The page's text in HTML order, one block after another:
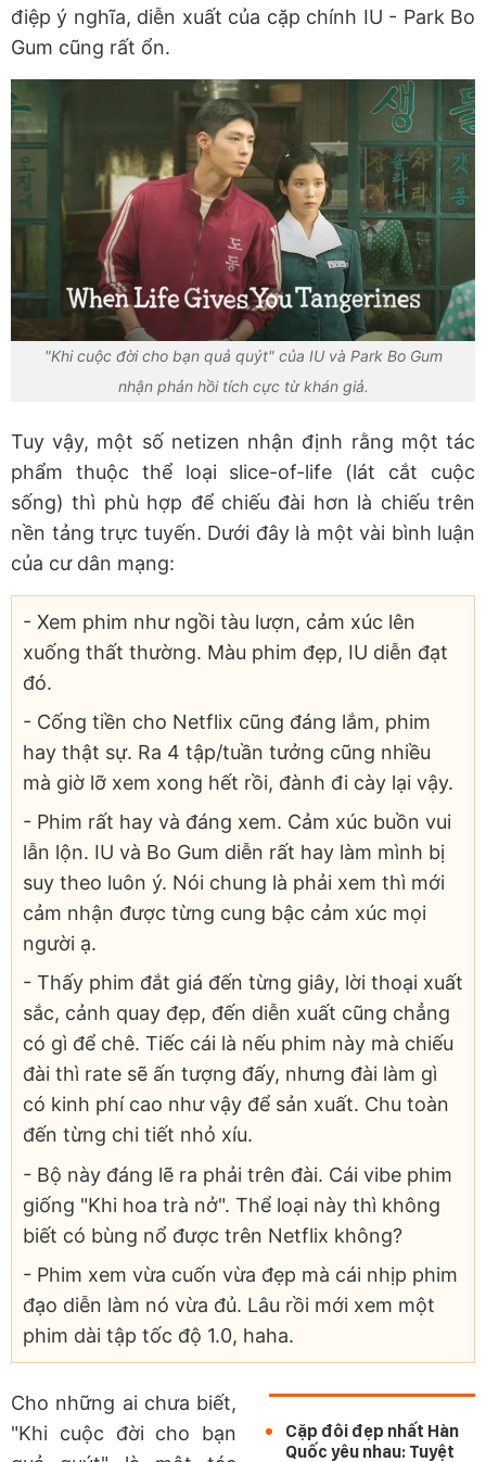
điệp ý nghĩa, diễn xuất của cặp chính IU - Park Bo
Gum cũng rất ổn.
"Khi cuộc đời cho bạn quả quýt" của IU và Park Bo Gum
nhận phản hồi tích cực từ khán giả.
Tuy vậy, một số netizen nhận định rằng một tác
phẩm thuộc thể loại slice-of-life (lát cắt cuộc
sống) thì phù hợp để chiếu đài hơn là chiếu trên
nền tảng trực tuyến. Dưới đây là một vài bình luận
của cư dân mạng:
- Xem phim như ngồi tàu lượn, cảm xúc lên
xuống thất thường. Màu phim đẹp, IU diễn đạt
đó.
- Cống tiền cho Netflix cũng đáng lắm, phim
hay thật sự. Ra 4 tập/tuần tưởng cũng nhiều
mà giờ lỡ xem xong hết rồi, đành đi cày lại vậy.
- Phim rất hay và đáng xem. Cảm xúc buồn vui
lẫn lộn. IU và Bo Gum diễn rất hay làm mình bị
suy theo luôn ý. Nói chung là phải xem thì mới
cảm nhận được từng cung bậc cảm xúc mọi
người ạ.
- Thấy phim đắt giá đến từng giây, lời thoại xuất
sắc, cảnh quay đẹp, đến diễn xuất cũng chẳng
có gì để chê. Tiếc cái là nếu phim này mà chiếu
đài thì rate sẽ ấn tượng đấy, nhưng đài làm gì
có kinh phí cao như vậy để sản xuất. Chu toàn
đến từng chi tiết nhỏ xíu.
- Bộ này đáng lẽ ra phải trên đài. Cái vibe phim
giống "Khi hoa trà nở". Thể loại này thì không
biết có bùng nổ được trên Netflix không?
- Phim xem vừa cuốn vừa đẹp mà cái nhịp phim
đạo diễn làm nó vừa đủ. Lâu rồi mới xem một
phim dài tập tốc độ 1.0, haha.
Cặp đôi đẹp nhất Hàn
Quốc yêu nhau: Tuyệt
Cho những ai chưa biết,
"Khi cuộc đời cho bạn